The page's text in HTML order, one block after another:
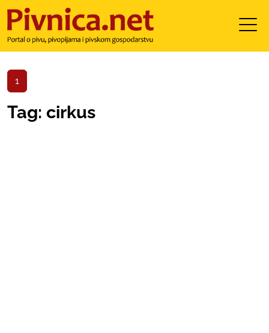
1
Tag: cirkus